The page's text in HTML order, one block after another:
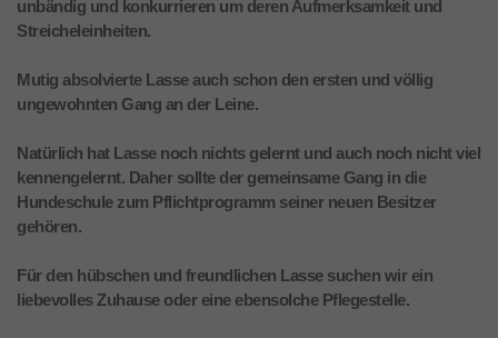
unbändig und konkurrieren um deren Aufmerksamkeit und
Streicheleinheiten.
Mutig absolvierte Lasse auch schon den ersten und völlig
ungewohnten Gang an der Leine.
Natürlich hat Lasse noch nichts gelernt und auch noch nicht viel
kennengelernt. Daher sollte der gemeinsame Gang in die
Hundeschule zum Pflichtprogramm seiner neuen Besitzer
gehören.
Für den hübschen und freundlichen Lasse suchen wir ein
liebevolles Zuhause oder eine ebensolche Pflegestelle.